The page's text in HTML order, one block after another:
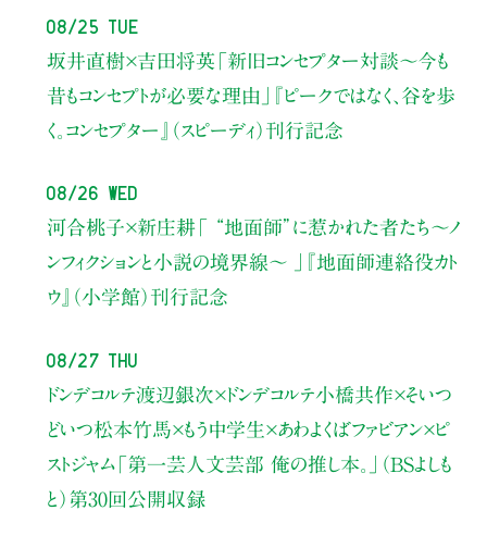
08/25 Tue
坂井直樹×吉田将英「新旧コンセプター対談～今も
昔もコンセプトが必要な理由」
『ピークではなく、谷を歩
く。コンセプター』（スピーディ）刊行記念
08/26 Wed
河合桃子×新庄耕「 “地面師”に惹かれた者たち〜ノ
ンフィクションと小説の境界線〜 」
『地面師連絡役カト
ウ』（小学館）刊行記念
08/27 Thu
ドンデコルテ渡辺銀次×ドンデコルテ小橋共作×そいつ
どいつ松本竹馬×もう中学生×あわよくばファビアン×ピ
ストジャム「第一芸人文芸部 俺の推し本。」（BSよしも
と） 第30回公開収録